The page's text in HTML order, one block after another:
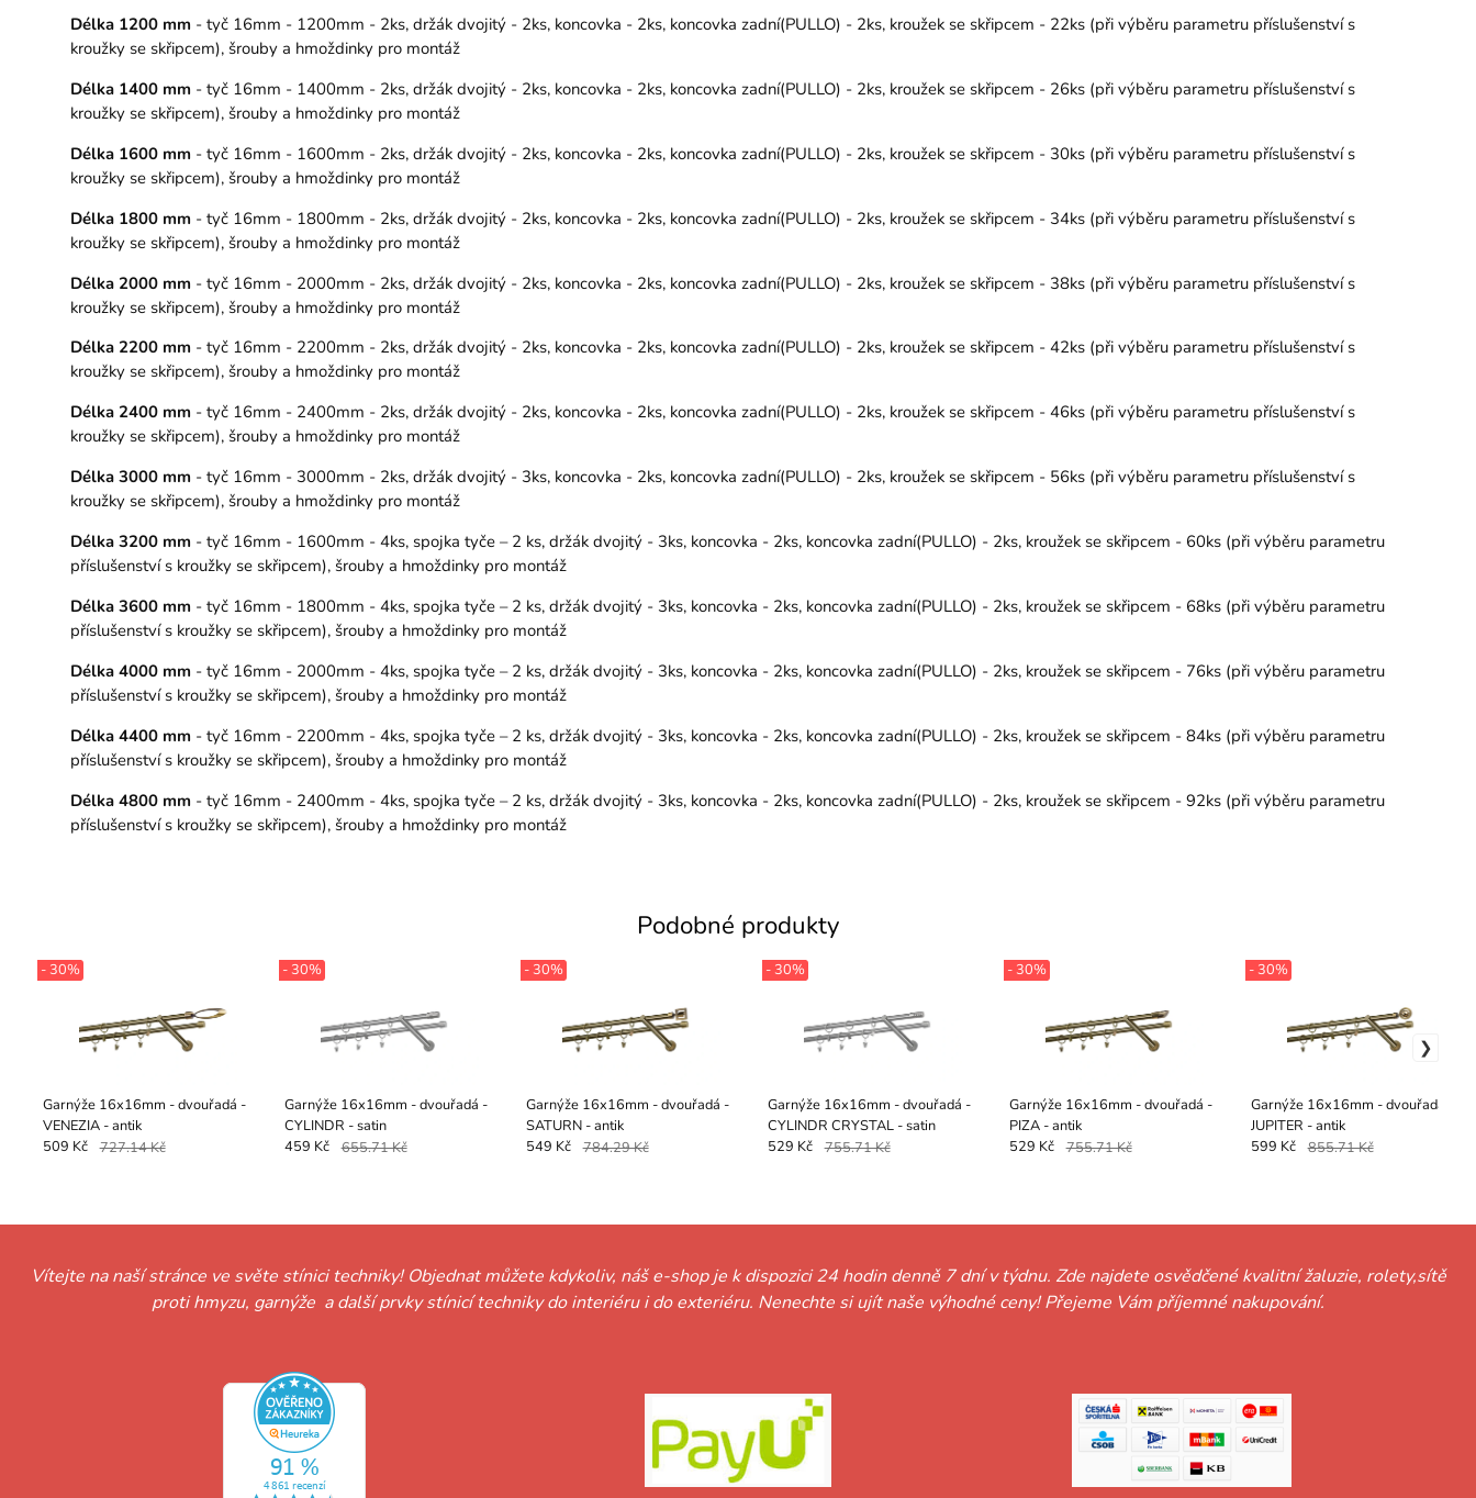
Délka 1200 mm - tyč 16mm - 1200mm - 2ks, držák dvojitý - 2ks, koncovka - 2ks, koncovka zadní(PULLO) - 2ks, kroužek se skřipcem - 22ks (při výběru parametru příslušenství s
kroužky se skřipcem), šrouby a hmoždinky pro montáž
Délka 1400 mm - tyč 16mm - 1400mm - 2ks, držák dvojitý - 2ks, koncovka - 2ks, koncovka zadní(PULLO) - 2ks, kroužek se skřipcem - 26ks (při výběru parametru příslušenství s
kroužky se skřipcem), šrouby a hmoždinky pro montáž
Délka 1600 mm - tyč 16mm - 1600mm - 2ks, držák dvojitý - 2ks, koncovka - 2ks, koncovka zadní(PULLO) - 2ks, kroužek se skřipcem - 30ks (při výběru parametru příslušenství s
kroužky se skřipcem), šrouby a hmoždinky pro montáž
Délka 1800 mm - tyč 16mm - 1800mm - 2ks, držák dvojitý - 2ks, koncovka - 2ks, koncovka zadní(PULLO) - 2ks, kroužek se skřipcem - 34ks (při výběru parametru příslušenství s
kroužky se skřipcem), šrouby a hmoždinky pro montáž
Délka 2000 mm - tyč 16mm - 2000mm - 2ks, držák dvojitý - 2ks, koncovka - 2ks, koncovka zadní(PULLO) - 2ks, kroužek se skřipcem - 38ks (při výběru parametru příslušenství s
kroužky se skřipcem), šrouby a hmoždinky pro montáž
Délka 2200 mm - tyč 16mm - 2200mm - 2ks, držák dvojitý - 2ks, koncovka - 2ks, koncovka zadní(PULLO) - 2ks, kroužek se skřipcem - 42ks (při výběru parametru příslušenství s
kroužky se skřipcem), šrouby a hmoždinky pro montáž
Délka 2400 mm - tyč 16mm - 2400mm - 2ks, držák dvojitý - 2ks, koncovka - 2ks, koncovka zadní(PULLO) - 2ks, kroužek se skřipcem - 46ks (při výběru parametru příslušenství s
kroužky se skřipcem), šrouby a hmoždinky pro montáž
Délka 3000 mm - tyč 16mm - 3000mm - 2ks, držák dvojitý - 3ks, koncovka - 2ks, koncovka zadní(PULLO) - 2ks, kroužek se skřipcem - 56ks (při výběru parametru příslušenství s
kroužky se skřipcem), šrouby a hmoždinky pro montáž
Délka 3200 mm - tyč 16mm - 1600mm - 4ks, spojka tyče – 2 ks, držák dvojitý - 3ks, koncovka - 2ks, koncovka zadní(PULLO) - 2ks, kroužek se skřipcem - 60ks (při výběru parametru
příslušenství s kroužky se skřipcem), šrouby a hmoždinky pro montáž
Délka 3600 mm - tyč 16mm - 1800mm - 4ks, spojka tyče – 2 ks, držák dvojitý - 3ks, koncovka - 2ks, koncovka zadní(PULLO) - 2ks, kroužek se skřipcem - 68ks (při výběru parametru
příslušenství s kroužky se skřipcem), šrouby a hmoždinky pro montáž
Délka 4000 mm - tyč 16mm - 2000mm - 4ks, spojka tyče – 2 ks, držák dvojitý - 3ks, koncovka - 2ks, koncovka zadní(PULLO) - 2ks, kroužek se skřipcem - 76ks (při výběru parametru
příslušenství s kroužky se skřipcem), šrouby a hmoždinky pro montáž
Délka 4400 mm - tyč 16mm - 2200mm - 4ks, spojka tyče – 2 ks, držák dvojitý - 3ks, koncovka - 2ks, koncovka zadní(PULLO) - 2ks, kroužek se skřipcem - 84ks (při výběru parametru
příslušenství s kroužky se skřipcem), šrouby a hmoždinky pro montáž
Délka 4800 mm - tyč 16mm - 2400mm - 4ks, spojka tyče – 2 ks, držák dvojitý - 3ks, koncovka - 2ks, koncovka zadní(PULLO) - 2ks, kroužek se skřipcem - 92ks (při výběru parametru
příslušenství s kroužky se skřipcem), šrouby a hmoždinky pro montáž
Podobné produkty
Garnýže 16x16mm - dvouřadá -
VENEZIA - antik
- 30%
509 Kč 727.14 Kč
Garnýže 16x16mm - dvouřadá -
CYLINDR - satin
- 30%
459 Kč 655.71 Kč
Garnýže 16x16mm - dvouřadá -
SATURN - antik
- 30%
549 Kč 784.29 Kč
Garnýže 16x16mm - dvouřadá -
CYLINDR CRYSTAL - satin
- 30%
529 Kč 755.71 Kč
Garnýže 16x16mm - dvouřadá -
PIZA - antik
- 30%
529 Kč 755.71 Kč
Garnýže 16x16mm - dvouřadá -
JUPITER - antik
- 30%
599 Kč 855.71 Kč
Vítejte na naší stránce ve světe stínici techniky! Objednat můžete kdykoliv, náš e-shop je k dispozici 24 hodin denně 7 dní v týdnu. Zde najdete osvědčené kvalitní žaluzie, rolety,sítě
proti hmyzu, garnýže a další prvky stínicí techniky do interiéru i do exteriéru. Nenechte si ujít naše výhodné ceny! Přejeme Vám příjemné nakupování.